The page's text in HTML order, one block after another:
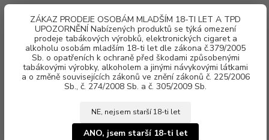
ZÁKAZ PRODEJE OSOBÁM MLADŠÍM 18-TI LET A TPD
UPOZORNĚNÍ Nabízených produktů se týká omezení
prodeje tabákových výrobků, elektronických cigaret a
alkoholu osobám mladším 18-ti let dle zákona č.379/2005
Sb. o opatřeních k ochraně před škodami způsobenými
tabákovými výrobky, alkoholem a jinými návykovými látkami
a o změně souvisejících zákonů ve znění zákonů č. 225/2006
Sb., č. 274/2008 Sb. a č. 305/2009 Sb.
NE, nejsem starší 18-ti let
ANO, jsem starší 18-ti let
Menu
za0 Kč
cigareta Elf Bar 1000 Mixed Berries 20mg